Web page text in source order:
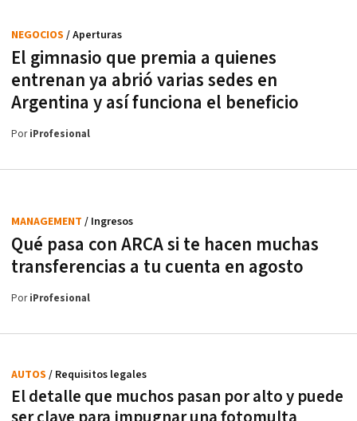
El gimnasio que premia a quienes
entrenan ya abrió varias sedes en
Argentina y así funciona el beneficio
NEGOCIOS / Aperturas
PoriProfesional
Qué pasa con ARCA si te hacen muchas
transferencias a tu cuenta en agosto
MANAGEMENT / Ingresos
PoriProfesional
El detalle que muchos pasan por alto y puede
AUTOS / Requisitos legales